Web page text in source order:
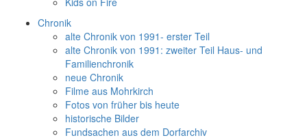
Chronik
alte Chronik von 1991- erster Teil
alte Chronik von 1991: zweiter Teil Haus- und
Familienchronik
neue Chronik
Filme aus Mohrkirch
Fotos von früher bis heute
historische Bilder
Fundsachen aus dem Dorfarchiv